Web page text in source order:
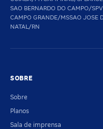
SAO BERNARDO DO CAMPO/SP
CAMPO GRANDE/MSSAO JOSE
NATAL/RN
SOBRE
Sobre
Planos
Sala de imprensa